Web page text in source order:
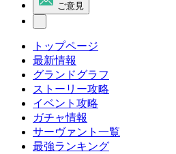
ご意見
トップページ
最新情報
グランドグラフ
ストーリー攻略
イベント攻略
ガチャ情報
サーヴァント一覧
最強ランキング